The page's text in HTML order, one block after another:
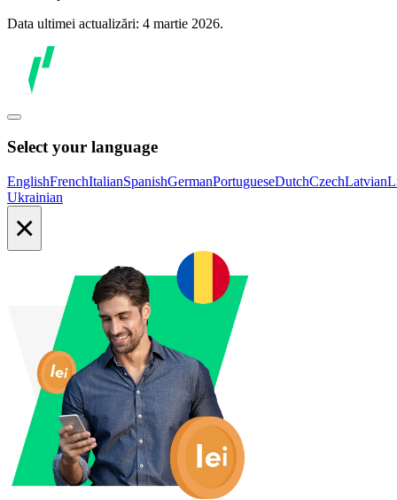
Data ultimei actualizări: 4 martie 2026.
Select your language
EnglishFrenchItalianSpanishGermanPortugueseDutchCzechLatvian
Ukrainian
×